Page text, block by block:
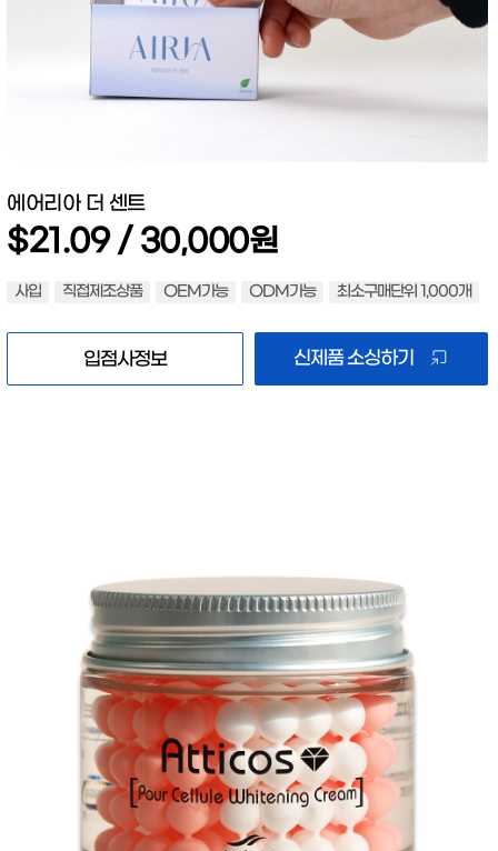
에어리아 더 센트
$21.09 / 30,000원
사입 직접제조상품 OEM가능 ODM가능 최소구매단위 1,000개
입점사정보 신제품 소싱하기